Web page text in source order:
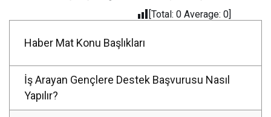
[Total: 0 Average: 0]
Haber Mat Konu Başlıkları
İş Arayan Gençlere Destek Başvurusu Nasıl
Yapılır?